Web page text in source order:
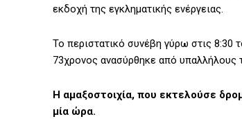
εκδοχή της εγκληματικής ενέργειας.
Το περιστατικό συνέβη γύρω στις
73χρονος ανασύρθηκε από υπαλλήλους
Η αμαξοστοιχία, που εκτελούσε
μία ώρα.